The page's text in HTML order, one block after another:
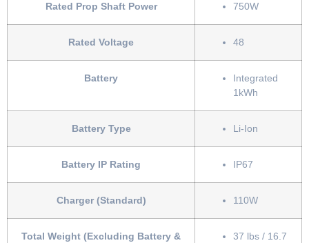
Rated Prop Shaft Power 750W
Rated Voltage 48
Battery
Integrated
1kWh
Battery Type Li-Ion
Battery IP Rating IP67
Charger (Standard) 110W
Total Weight (Excluding Battery &
37 lbs / 16.7